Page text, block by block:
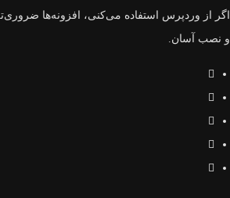
اگر از وردپرس استفاده می‌کنی، افزونه‌ها
و نصب آسان.